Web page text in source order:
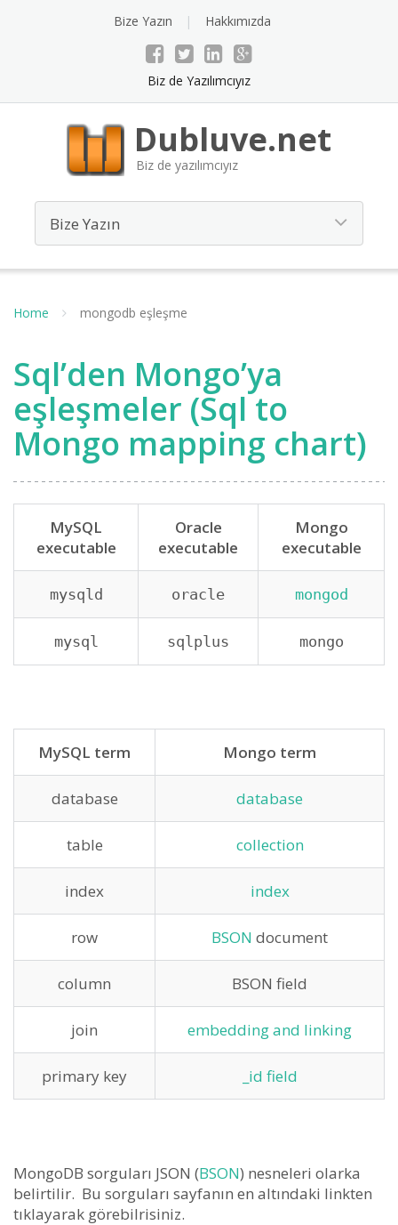
Bize Yazın Hakkımızda
Biz de Yazılımcıyız
Dubluve.net
Biz de yazılımcıyız
Home mongodb eşleşme
Sql’den Mongo’ya
eşleşmeler (Sql to
Mongo mapping chart)
MySQL
executable
Oracle
executable
Mongo
executable
mysqld oracle mongod
mysql sqlplus mongo
MySQL term Mongo term
database database
table collection
index index
row BSON document
column BSON field
join embedding and linking
primary key _id field
MongoDB sorguları JSON (BSON) nesneleri olarka
belirtilir. Bu sorguları sayfanın en altındaki linkten
tıklayarak görebilrisiniz.